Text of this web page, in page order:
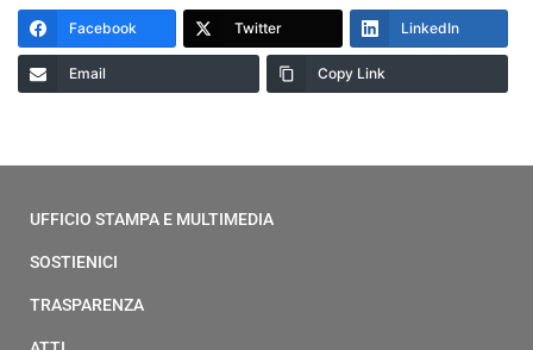
Facebook Twitter LinkedIn
Email Copy Link
UFFICIO STAMPA E MULTIMEDIA
SOSTIENICI
TRASPARENZA